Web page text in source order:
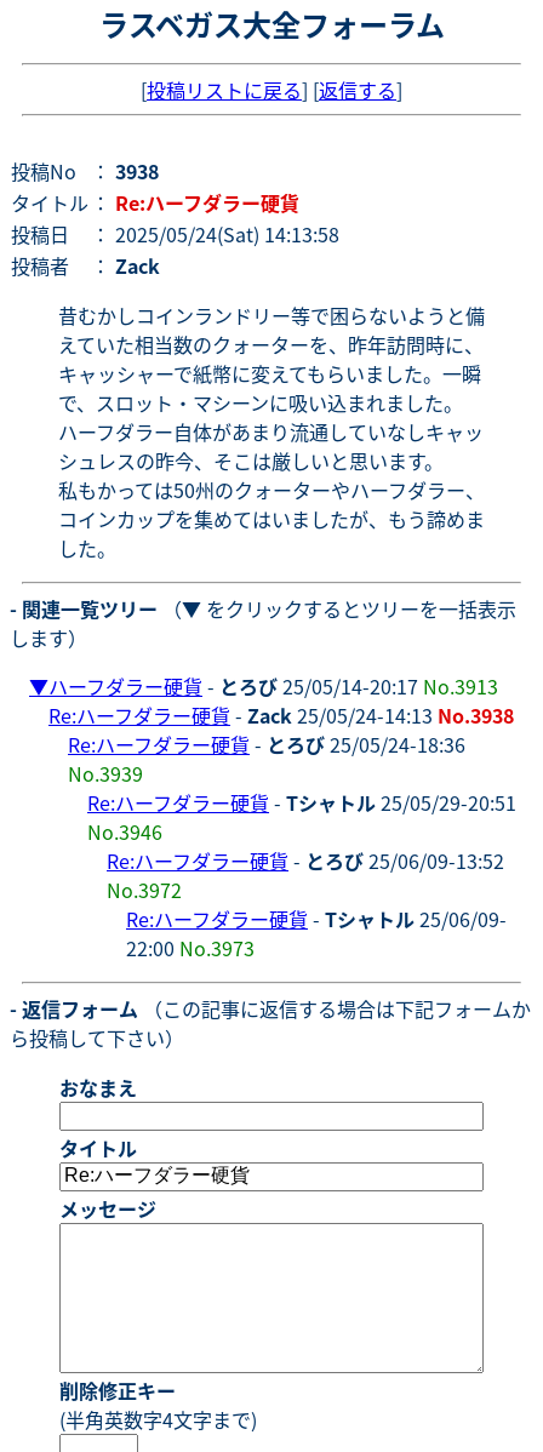
ラスベガス大全フォーラム
[投稿リストに戻る] [返信する]
投稿No ： 3938
タイトル ： Re:ハーフダラー硬貨
投稿日
： 2025/05/24(Sat) 14:13:58
投稿者
： Zack
昔むかしコインランドリー等で困らないようと備
えていた相当数のクォーターを、昨年訪問時に、
キャッシャーで紙幣に変えてもらいました。一瞬
で、スロット・マシーンに吸い込まれました。
ハーフダラー自体があまり流通していなしキャッ
シュレスの昨今、そこは厳しいと思います。
私もかっては50州のクォーターやハーフダラー、
コインカップを集めてはいましたが、もう諦めま
した。
- 関連一覧ツリー （▼ をクリックするとツリーを一括表示
します）
▼ハーフダラー硬貨 - とろび25/05/14-20:17 No.3913
Re:ハーフダラー硬貨 - Zack25/05/24-14:13 No.3938
Re:ハーフダラー硬貨 - とろび25/05/24-18:36
No.3939
Re:ハーフダラー硬貨 - Tシャトル25/05/29-20:51
No.3946
Re:ハーフダラー硬貨 - とろび25/06/09-13:52
No.3972
Re:ハーフダラー硬貨 - Tシャトル25/06/09-
22:00 No.3973
- 返信フォーム （この記事に返信する場合は下記フォームか
ら投稿して下さい）
おなまえ
タイトル
メッセージ
削除修正キー
(半角英数字4文字まで)